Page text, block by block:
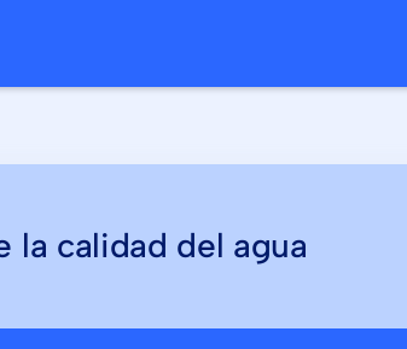
la calidad del agua